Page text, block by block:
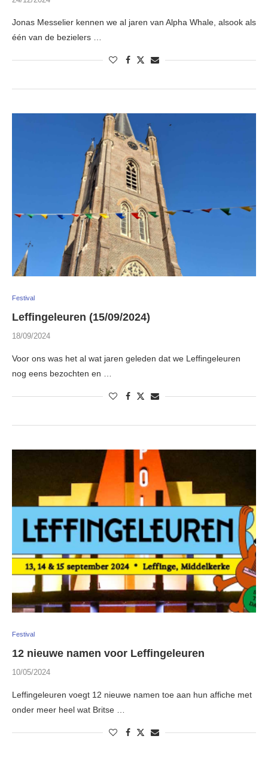
Jonas Messelier kennen we al jaren van Alpha Whale, alsook als
één van de bezielers …
Festival
Leffingeleuren (15/09/2024)
18/09/2024
Voor ons was het al wat jaren geleden dat we Leffingeleuren
nog eens bezochten en …
Festival
12 nieuwe namen voor Leffingeleuren
10/05/2024
Leffingeleuren voegt 12 nieuwe namen toe aan hun affiche met
onder meer heel wat Britse …